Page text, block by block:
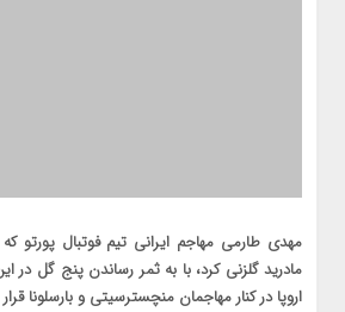
مهدی طارمی مهاجم ایرانی تیم فوتبال پورتو که
مادرید گلزنی کرد، با به ثمر رساندن پنج گل در
اروپا در کنار مهاجمان منچسترسیتی و بارسلونا